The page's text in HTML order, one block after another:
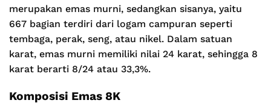
merupakan emas murni, sedangkan sisanya, yaitu
667 bagian terdiri dari logam campuran seperti
tembaga, perak, seng, atau nikel. Dalam satuan
karat, emas murni memiliki nilai 24 karat, sehingga 8
karat berarti 8/24 atau 33,3%.
Komposisi Emas 8K